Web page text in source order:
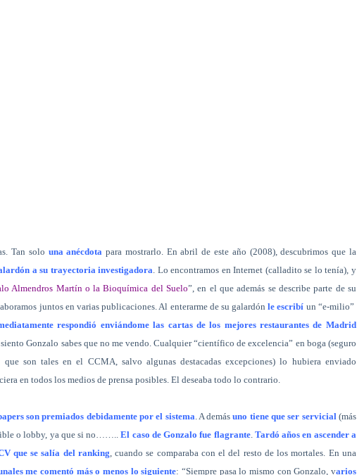
Tan solo una anécdota para mostrarlo. En abril de este año (2008), descubrimos que la
a su trayectoria investigadora. Lo encontramos en Internet (calladito se lo tenía), y
Almendros Martín o la Bioquímica del Suelo”, en el que además se describe parte de su
juntos en varias publicaciones. Al enterarme de su galardónle escribí un “e-milio”
respondió enviándome las cartas de los mejores restaurantes de Madrid
Gonzalo sabes que no me vendo. Cualquier “científico de excelencia” en boga (seguro
son tales en el CCMA, salvo algunas destacadas excepciones) lo hubiera enviado
en todos los medios de prensa posibles. El deseaba todo lo contrario.
son premiados debidamente por el sistema. A demásuno tiene que ser servicial(más
o lobby, ya que si no……..El caso de Gonzalo fue flagrante. Tardó años en ascender a
que se salía del ranking, cuando se comparaba con el del resto de los mortales. En una
me comentó más o menos lo siguiente: “Siempre pasa lo mismo con Gonzalo, varios